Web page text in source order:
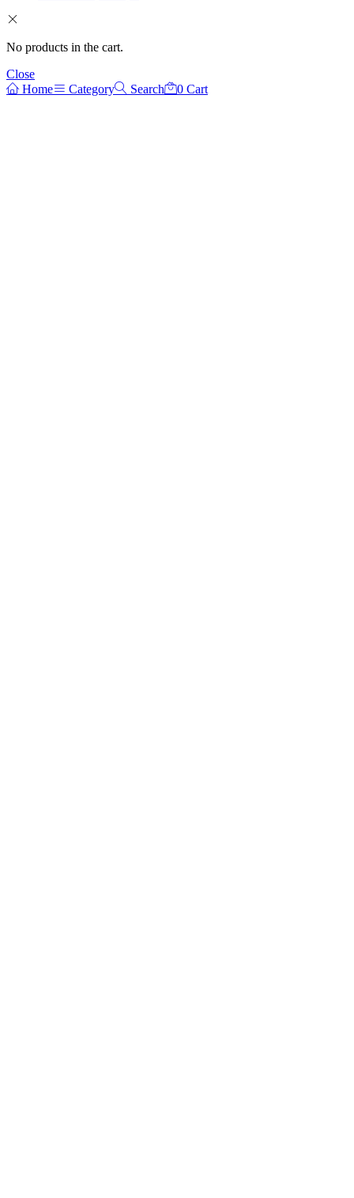
No products in the cart.
Close
Home
Category Search 0 Cart